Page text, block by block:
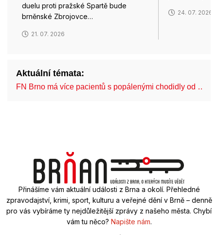
duelu proti pražské Spartě bude
brněnské Zbrojovce…
21. 07. 2026
24. 07. 2026
Aktuální témata:
FN Brno má více pacientů s popálenými chodidly od …
Přinášíme vám aktuální události z Brna a okolí. Přehledné
zpravodajství, krimi, sport, kulturu a veřejné dění v Brně – denně
pro vás vybíráme ty nejdůležitější zprávy z našeho města. Chybí
vám tu něco? Napište nám.